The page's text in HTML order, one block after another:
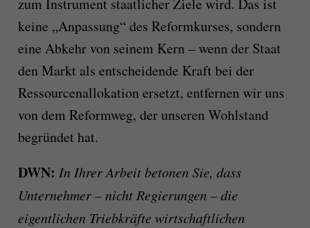
zum Instrument staatlicher Ziele wird. Das ist
keine „Anpassung“ des Reformkurses, sondern
eine Abkehr von seinem Kern – wenn der Staat
den Markt als entscheidende Kraft bei der
Ressourcenallokation ersetzt, entfernen wir uns
von dem Reformweg, der unseren Wohlstand
begründet hat.
DWN: In Ihrer Arbeit betonen Sie, dass
Unternehmer – nicht Regierungen – die
eigentlichen Triebkräfte wirtschaftlichen